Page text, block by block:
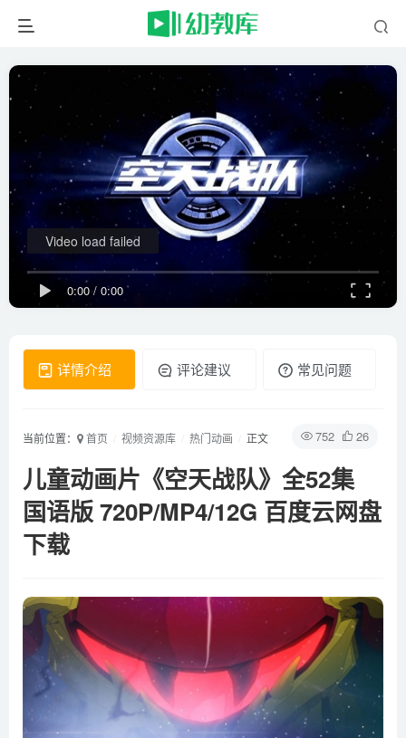
0:00/ 0:00
Video load failed
详情介绍 评论建议 常见问题
752 26
当前位置： 首页 视频资源库 热门动画 正文
儿童动画片《空天战队》全52集
国语版 720P/MP4/12G 百度云网盘
下载